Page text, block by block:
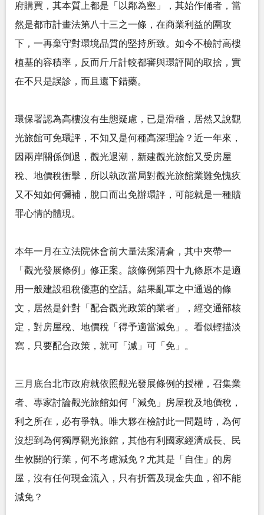
府購買，其本質上都是「以鄰為壑」，其始作俑者，當
然是都市計畫法第八十三之一條，在商業利益的圍攻
下，一再棄守對環境品質的堅持所致。如今不檢討高樓
植基的容積率，反而斤斤計較都審與環評間的取捨，實
在不只是誤診，而且還下錯藥。
環保署認為高樓沒有生態疑慮，已是滑稽，居然又說觀
光旅館可免環評，不知又是何種高深理論？近一年來，
因兩岸關係倒退，觀光退潮，新建觀光旅館又受房屋
稅、地價稅衝擊，所以執政當局對觀光旅館業難免愧疚
又不知如何彌補，脫口而出免辦環評，可能就是一種贖
罪心情的體現。
本年一月在立法院休會前大量法案清倉，其中夾帶一
「觀光發展條例」修正案。該條例第四十九條原本是適
用一般建設租稅優惠的空話。結果亂軍之中通過的條
文，居然是針對「配合觀光政策的業者」，經交通部核
定，對房屋稅、地價稅「得予適當減免」。看似輕描淡
寫，只要配合政策，就可「減」可「免」。
三月底台北市政府就依照觀光發展條例的授權，召集業
者、專家討論觀光旅館如何「減免」房屋稅及地價稅，
利之所在，必有爭執。唯大夥在檢討此一問題時，為何
沒想到為何獨厚觀光旅館，其他有利國家經濟成長、民
生攸關的行業，何不考慮減免？尤其是「自住」的房
屋，沒有任何現金流入，只有折舊及現金失血，卻不能
減免？